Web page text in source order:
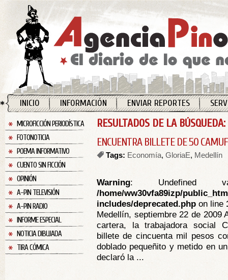
INICIO INFORMACIÓN ENVIAR REPORTES
MICROFICCIÓN PERIODÍSTICA
FOTONOTICIA
POEMA INFORMATIVO
CUENTO SIN FICCIÓN
OPINIÓN
A-PIN TELEVISIÓN
A-PIN RADIO
INFORME ESPECIAL
NOTICIA DIBUJADA
TIRA CÓMICA
RESULTADOS DE LA
ENCUENTRA BILLETE DE 50
Tags: Economía, GloriaE, Medellín
Warning: Undefined
/home/ww30vfa89izp/
includes/deprecated.php on line
Medellín, septiembre 22 de 2009
cartera, la trabajadora social
billete de cincuenta mil pesos
doblado pequeñito y metido en
declaró la ...